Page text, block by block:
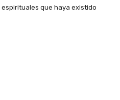
que haya existido